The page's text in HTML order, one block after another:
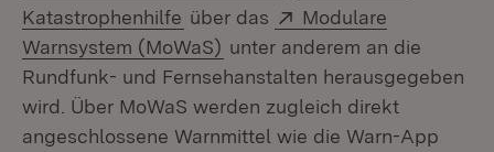
Katastrophenhilfe (Öffnet in neuem Fenster)
über das Extern:
Modulare
Warnsystem (MoWaS) (Öffnet in neuem Fenster)
unter anderem an die
Rundfunk- und Fernsehanstalten herausgegeben
wird. Über MoWaS werden zugleich direkt
angeschlossene Warnmittel wie die Warn-App